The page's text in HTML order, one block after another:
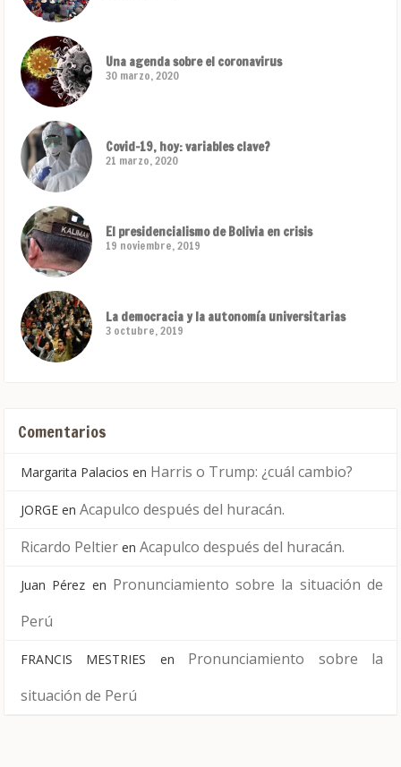
Una agenda sobre el coronavirus
30 marzo, 2020
Covid-19, hoy: variables clave?
21 marzo, 2020
El presidencialismo de Bolivia en crisis
19 noviembre, 2019
La democracia y la autonomía universitarias
3 octubre, 2019
Comentarios
Margarita Palacios en Harris o Trump: ¿cuál cambio?
JORGE en Acapulco después del huracán.
Ricardo Peltier en Acapulco después del huracán.
Juan Pérez en Pronunciamiento sobre la situación de
Perú
FRANCIS MESTRIES en Pronunciamiento sobre la
situación de Perú